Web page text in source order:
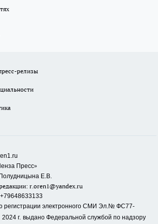
релизы
Пресс»
Е.В.
r.oren1@yandex.ru
о регистрации электронного СМИ Эл.№ ФС77-
г. выдано Федеральной службой по надзору